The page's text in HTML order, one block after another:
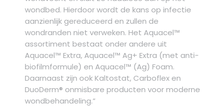
wondbed. Hierdoor wordt de kans op infectie
aanzienlijk gereduceerd en zullen de
wondranden niet verweken. Het Aquacel™
assortiment bestaat onder andere uit
Aquacel™ Extra, Aquacel™ Ag+ Extra (met anti-
biofilmformule) en Aquacel™ (Ag) Foam.
Daarnaast zijn ook Kaltostat, Carboflex en
DuoDerm® onmisbare producten voor moderne
wondbehandeling.”